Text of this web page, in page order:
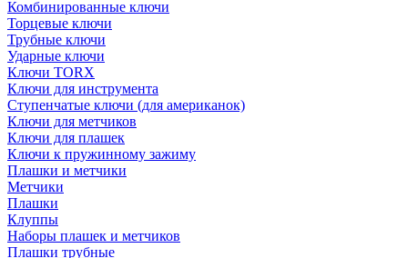
Комбинированные ключи
Торцевые ключи
Трубные ключи
Ударные ключи
Ключи TORX
Ключи для инструмента
Ступенчатые ключи (для американок)
Ключи для метчиков
Ключи для плашек
Ключи к пружинному зажиму
Плашки и метчики
Метчики
Плашки
Клуппы
Наборы плашек и метчиков
Плашки трубные